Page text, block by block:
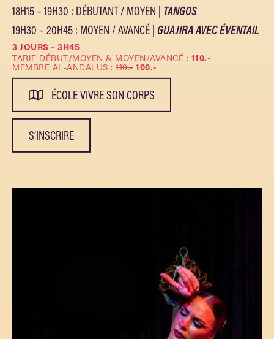
18H15 – 19H30 : DÉBUTANT / MOYEN | TANGOS
19H30 – 20H45 : MOYEN / AVANCÉ | GUAJIRA AVEC ÉVENTAIL
3 JOURS – 3H45
TARIF DÉBUT/MOYEN & MOYEN/AVANCÉ : 110.-
MEMBRE AL-ANDALUS : 110.- 100.-
ÉCOLE VIVRE SON CORPS
S’INSCRIRE